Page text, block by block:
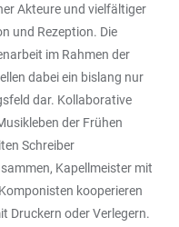
Akteure und vielfältiger
und Rezeption. Die
im Rahmen der
dabei ein bislang nur
dar. Kollaborative
der Frühen
Schreiber
Kapellmeister mit
kooperieren
Druckern oder Verlegern.